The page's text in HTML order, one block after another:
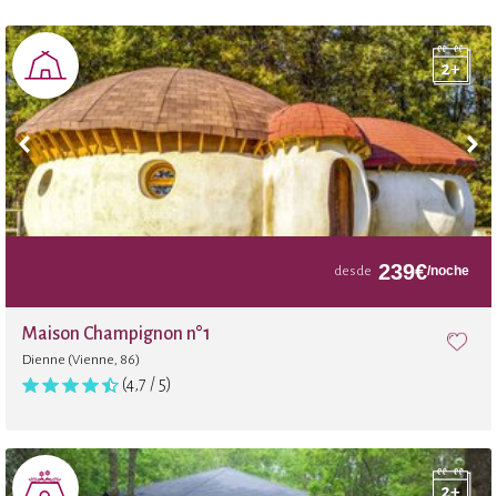
Badminton
Minigolf
Área de juegos
Tienda
Tiro con arco
Parque aventuras
Voleibal
desde 239€/noche
Maison Champignon n°1
Dienne (Vienne, 86)
(4,7 / 5)